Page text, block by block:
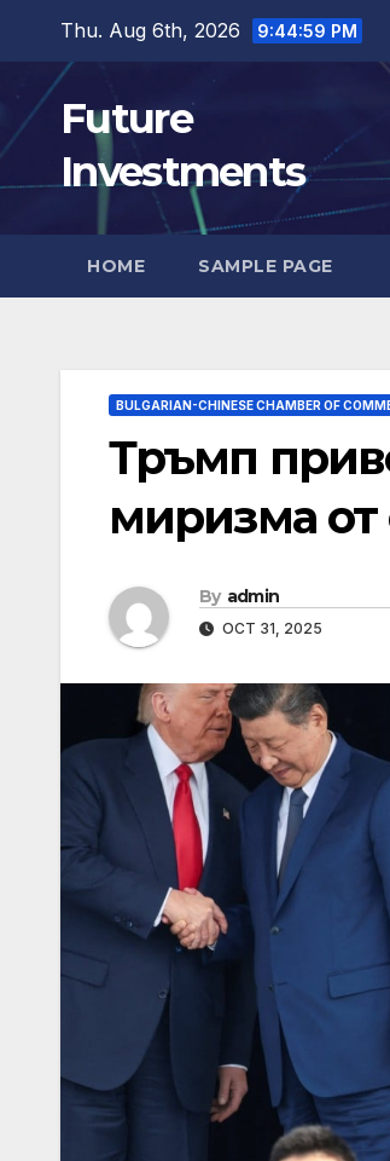
content
Thu. Aug 6th, 2026 9:45:00 PM
Future
Investments
HOME SAMPLE PAGE
BULGARIAN-CHINESE CHAMBER OF
Тръмп
миризма
By admin
OCT 31, 2025